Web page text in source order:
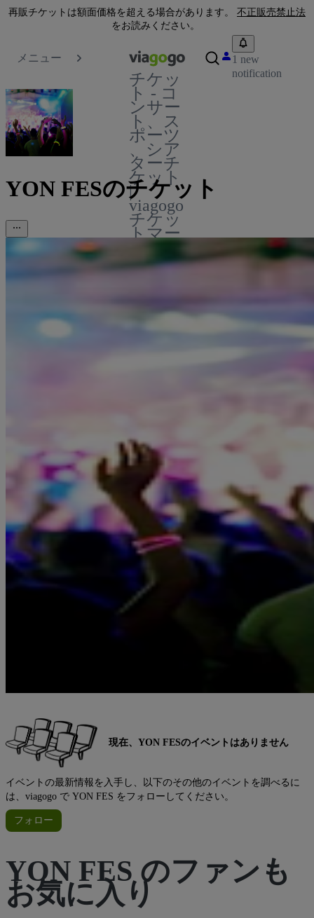
再販チケットは額面価格を超える場合があります。 不正販売禁止法
をお読みください。
メニュー
チケッ
ト - コ
ンサー
ト、ス
ポーツ
、シア
ターチ
ケット
|
viagogo
チケッ
トマー
プレイ
ス
1 new
notification
YON FESのチケット
現在、YON FESのイベントはありません
イベントの最新情報を入手し、以下のその他のイベントを調べるに
は、viagogo で YON FES をフォローしてください。
フォロー
YON FES のファンも
お気に入り